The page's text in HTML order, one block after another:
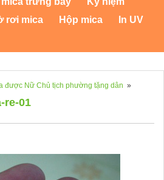
rơi mica Hộp mica
In UV
được Nữ Chủ tịch phường tặng dân »
re-01